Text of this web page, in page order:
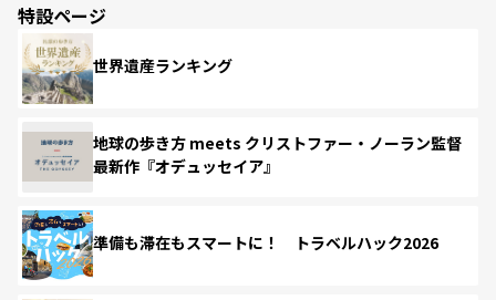
特設ページ
世界遺産ランキング
地球の歩き方 meets クリストファー・ノーラン監督
最新作『オデュッセイア』
準備も滞在もスマートに！ トラベルハック2026